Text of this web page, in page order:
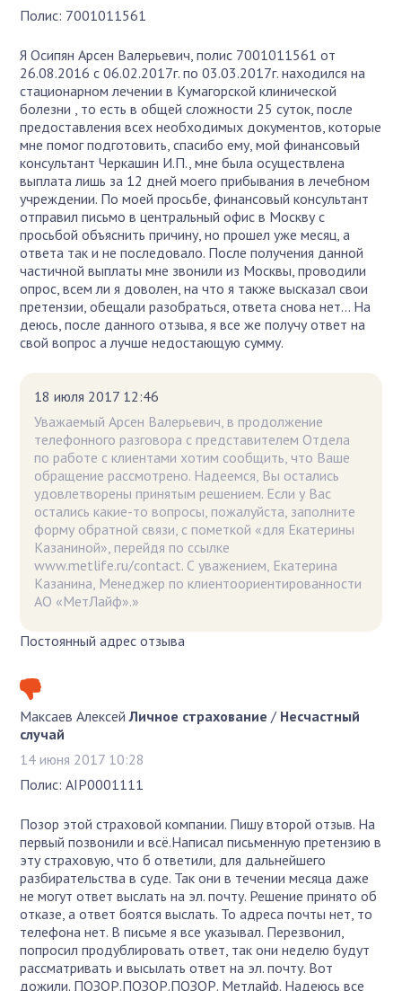
Полис: 7001011561
Я Осипян Арсен Валерьевич, полис 7001011561 от
26.08.2016 с 06.02.2017г. по 03.03.2017г. находился на
стационарном лечении в Кумагорской клинической
болезни , то есть в общей сложности 25 суток, после
предоставления всех необходимых документов, которые
мне помог подготовить, спасибо ему, мой финансовый
консультант Черкашин И.П., мне была осуществлена
выплата лишь за 12 дней моего прибывания в лечебном
учреждении. По моей просьбе, финансовый консультант
отправил письмо в центральный офис в Москву с
просьбой объяснить причину, но прошел уже месяц, а
ответа так и не последовало. После получения данной
частичной выплаты мне звонили из Москвы, проводили
опрос, всем ли я доволен, на что я также высказал свои
претензии, обещали разобраться, ответа снова нет... На
деюсь, после данного отзыва, я все же получу ответ на
свой вопрос а лучше недостающую сумму.
18 июля 2017 12:46
Уважаемый Арсен Валерьевич, в продолжение
телефонного разговора с представителем Отдела
по работе с клиентами хотим сообщить, что Ваше
обращение рассмотрено. Надеемся, Вы остались
удовлетворены принятым решением. Если у Вас
остались какие-то вопросы, пожалуйста, заполните
форму обратной связи, с пометкой «для Екатерины
Казаниной», перейдя по ссылке
www.metlife.ru/contact. С уважением, Екатерина
Казанина, Менеджер по клиентоориентированности
АО «МетЛайф».»
Постоянный адрес отзыва
Максаев Алексей Личное страхование / Несчастный
случай
14 июня 2017 10:28
Полис: AIP0001111
Позор этой страховой компании. Пишу второй отзыв. На
первый позвонили и всё.Написал письменную претензию в
эту страховую, что б ответили, для дальнейшего
разбирательства в суде. Так они в течении месяца даже
не могут ответ выслать на эл. почту. Решение принято об
отказе, а ответ боятся выслать. То адреса почты нет, то
телефона нет. В письме я все указывал. Перезвонил,
попросил продублировать ответ, так они неделю будут
рассматривать и высылать ответ на эл. почту. Вот
дожили. ПОЗОР.ПОЗОР.ПОЗОР. Метлайф. Надеюсь все